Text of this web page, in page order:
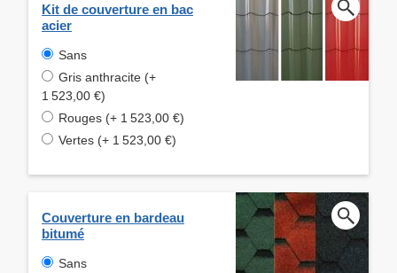
Kit de couverture en bac
acier
Sans
Gris anthracite (+
1 523,00 €)
Rouges (+ 1 523,00 €)
Vertes (+ 1 523,00 €)
Couverture en bardeau
bitumé
Sans